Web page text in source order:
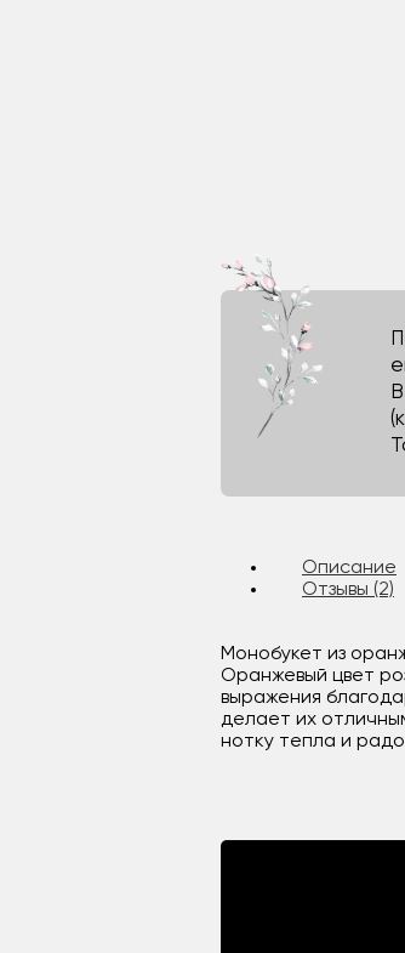
Описание
Отзывы (2)
Монобукет из
Оранжевый цвет
выражения
делает их
нотку тепла и